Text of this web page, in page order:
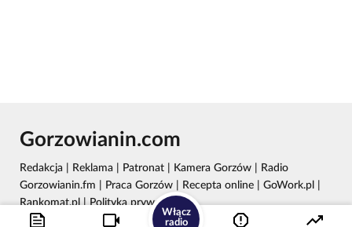
Włącz
radio
Gorzowianin.com
Redakcja Reklama Patronat Kamera Gorzów
Radio
Gorzowianin.fm
Praca Gorzów Recepta online GoWork.pl
Rankomat.pl|Polityka prywatności